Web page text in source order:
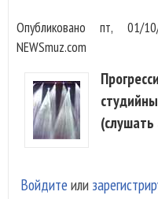
Опубликованопт, 01/
NEWSmuz.com
Войдите или